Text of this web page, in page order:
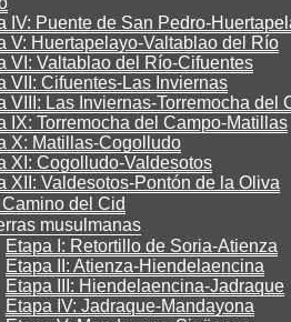
IV: Puente de San Pedro-
V: Huertapelayo-Valtablao del Río
VI: Valtablao del Río-Cifuentes
VII: Cifuentes-Las Inviernas
VIII: Las Inviernas-Torremocha del
IX: Torremocha del Campo-Matillas
X: Matillas-Cogolludo
XI: Cogolludo-Valdesotos
XII: Valdesotos-Pontón de la Oliva
del Cid
musulmanas
Etapa I: Retortillo de Soria-Atienza
Etapa II: Atienza-Hiendelaencina
Etapa III: Hiendelaencina-Jadraque
Etapa IV: Jadraque-Mandayona